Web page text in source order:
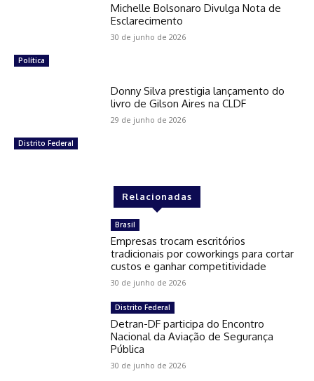
Política
Michelle Bolsonaro Divulga Nota de
Esclarecimento
30 de junho de 2026
Distrito Federal
Donny Silva prestigia lançamento do
livro de Gilson Aires na CLDF
29 de junho de 2026
Relacionadas
Brasil
Empresas trocam escritórios
tradicionais por coworkings para cortar
custos e ganhar competitividade
30 de junho de 2026
Distrito Federal
Detran-DF participa do Encontro
Nacional da Aviação de Segurança
Pública
30 de junho de 2026